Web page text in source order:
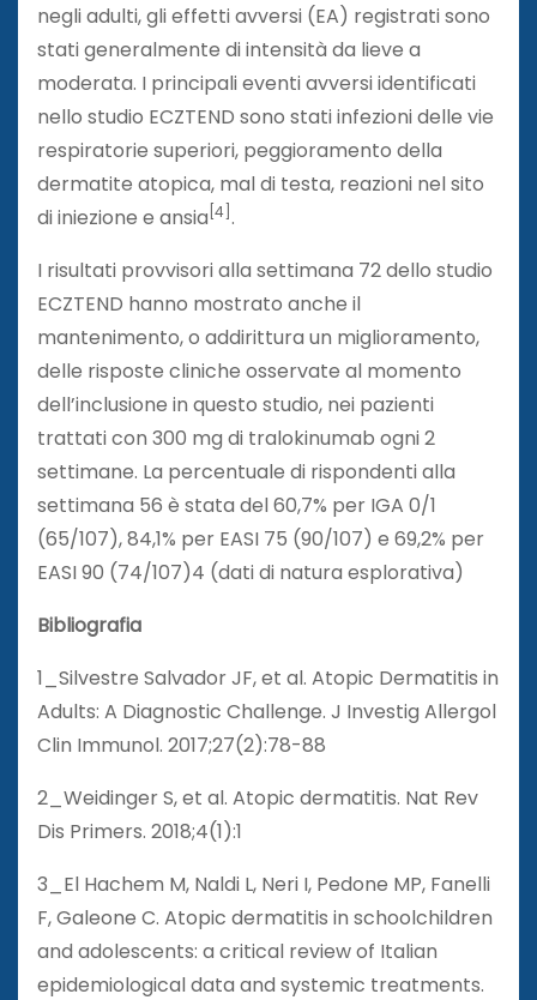
negli adulti, gli effetti avversi (EA) registrati sono
stati generalmente di intensità da lieve a
moderata. I principali eventi avversi identificati
nello studio ECZTEND sono stati infezioni delle vie
respiratorie superiori, peggioramento della
dermatite atopica, mal di testa, reazioni nel sito
di iniezione e ansia [4] .
I risultati provvisori alla settimana 72 dello studio
ECZTEND hanno mostrato anche il
mantenimento, o addirittura un miglioramento,
delle risposte cliniche osservate al momento
dell’inclusione in questo studio, nei pazienti
trattati con 300 mg di tralokinumab ogni 2
settimane. La percentuale di rispondenti alla
settimana 56 è stata del 60,7% per IGA 0/1
(65/107), 84,1% per EASI 75 (90/107) e 69,2% per
EASI 90 (74/107)4 (dati di natura esplorativa)
Bibliografia
1_Silvestre Salvador JF, et al. Atopic Dermatitis in
Adults: A Diagnostic Challenge. J Investig Allergol
Clin Immunol. 2017;27(2):78-88
2_Weidinger S, et al. Atopic dermatitis. Nat Rev
Dis Primers. 2018;4(1):1
3_El Hachem M, Naldi L, Neri I, Pedone MP, Fanelli
F, Galeone C. Atopic dermatitis in schoolchildren
and adolescents: a critical review of Italian
epidemiological data and systemic treatments.